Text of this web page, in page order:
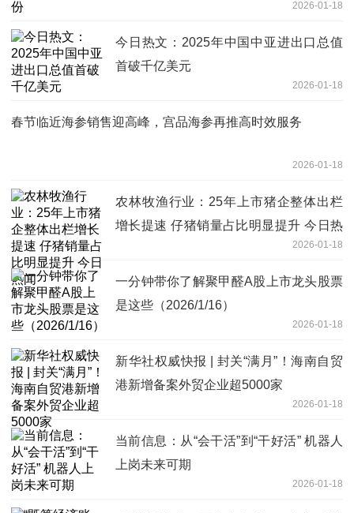
2026-01-18
今日热文：2025年中国中亚进出口总值
首破千亿美元
2026-01-18
春节临近海参销售迎高峰，宫品海参再推高时效服务
2026-01-18
农林牧渔行业：25年上市猪企整体出栏
增长提速 仔猪销量占比明显提升 今日热
2026-01-18
一分钟带你了解聚甲醛A股上市龙头股票
是这些（2026/1/16）
2026-01-18
新华社权威快报 | 封关“满月”！海南自贸
港新增备案外贸企业超5000家
2026-01-18
当前信息：从“会干活”到“干好活” 机器人
上岗未来可期
2026-01-18